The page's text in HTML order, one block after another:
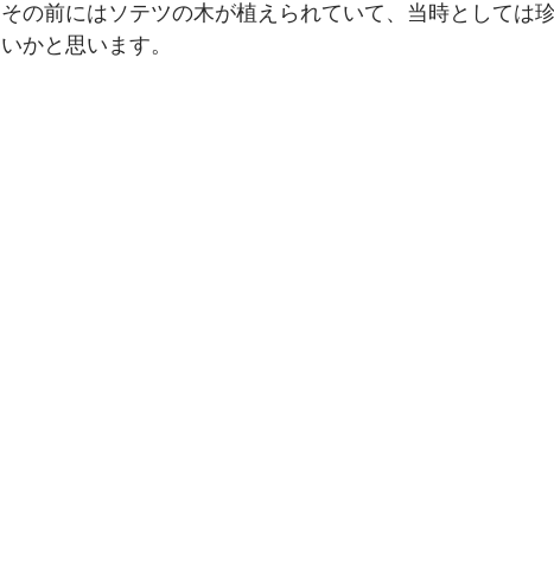
その前にはソテツの木が植えられていて、当時としては
いかと思います。